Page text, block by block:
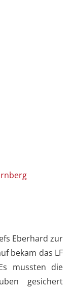
Eberhard zur
bekam das LF
mussten die
gesichert